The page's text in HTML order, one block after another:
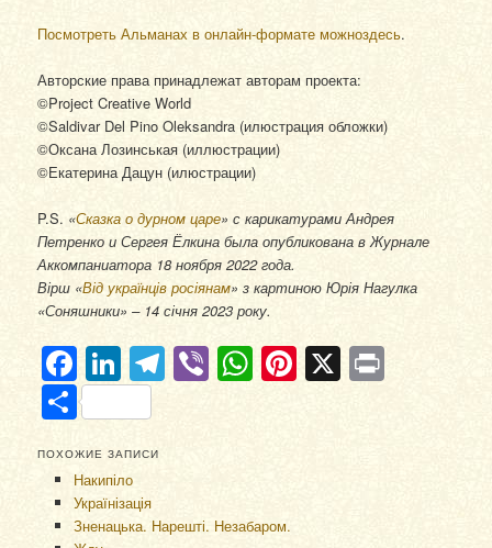
Посмотреть Альманах в онлайн-формате можноздесь.
Авторские права принадлежат авторам проекта:
©Project Creative World
©Saldivar Del Pino Oleksandra (илюстрация обложки)
©Оксана Лозинськая (иллюстрации)
©Екатерина Дацун (илюстрации)
P.S. «Сказка о дурном царе» с карикатурами Андрея
Петренко и Сергея Ёлкина была опубликована в Журнале
Аккомпаниатора 18 ноября 2022 года.
Вірш «Від українців росіянам» з картиною Юрія Нагулка
«Соняшники» – 14 січня 2023 року.
Facebook
LinkedIn
Telegram
ViberWhatsApp
Pinterest
X
Отправить
ПОХОЖИЕ ЗАПИСИ
Накипіло
Українізація
Зненацька. Нарешті. Незабаром.